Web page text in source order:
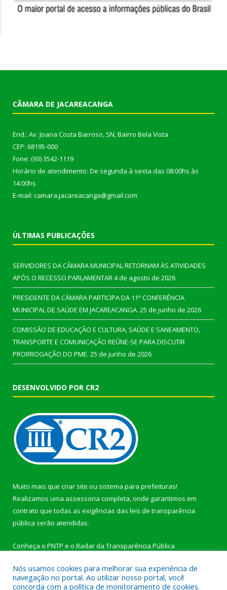
CÂMARA DE JACAREACANGA
End.: Av. Joana Costa Barroso, SN, Bairro Bela Vista
CEP: 68195-000
Fone: (93) 3542-1119
Horário de atendimento: De segunda à sexta das 08:00hs às
14:00hs
E-mail: camara.jacareacanga@gmail.com
ÚLTIMAS PUBLICAÇÕES
SERVIDORES DA CÂMARA MUNICIPAL RETORNAM ÀS ATIVIDADES
APÓS O RECESSO PARLAMENTAR4 de agosto de 2026
PRESIDENTE DA CÂMARA PARTICIPA DA 11ª CONFERÊNCIA
MUNICIPAL DE SAÚDE EM JACAREACANGA. 25 de junho de 2026
COMISSÃO DE EDUCAÇÃO E CULTURA, SAÚDE E SANEAMENTO,
TRANSPORTE E COMUNICAÇÃO REÚNE-SE PARA DISCUTIR
PRORROGAÇÃO DO PME. 25 de junho de 2026
DESENVOLVIDO POR CR2
Muito mais que criar site ou sistema para prefeituras!
Realizamos uma assessoria completa, onde garantimos em
contrato que todas as exigências das leis de transparência
pública serão atendidas.
Conheça o PNTP e o Radar da Transparência Pública
Nós usamos cookies para melhorar sua experiência de
navegação no portal. Ao utilizar nosso portal, você
concorda com a política de monitoramento de cookies.